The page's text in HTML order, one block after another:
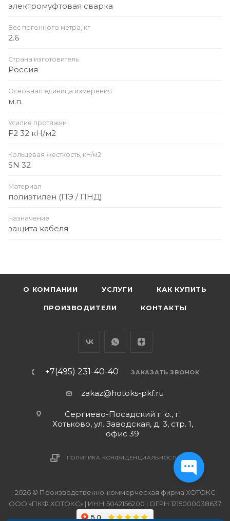
электромуфтовая сварка
Вес погонного метра, кг
2.6
Страна изготовитель
Россия
Основная единица измерения
м.п.
Усилие протяжки
F2 32 кН/м2
Кольцевая жесткость, кН/м2
SN 32
Материал
полиэтилен (ПЭ / ПНД)
Назначение
защита кабеля
О КОМПАНИИ УСЛУГИ КАК КУПИТЬ
ПРОИЗВОДИТЕЛИ КОНТАКТЫ
+7(495) 231-40-40 ЗАКАЗАТЬ ЗВОНОК
zakaz@hotoks-pkf.ru
Сергиево-Посадский г. о., г.
Хотьково, ул. Заводская, д. 3, стр. 1,
офис 39
ПОЛИТИКА КОНФИДЕНЦИАЛЬНОСТИ
2026 © Производственно-коммерческая фирма ХОТОКС
ООО «ПКФ ХОТОКС» | ИНН 5042156200 | ОГРН 1215000038637